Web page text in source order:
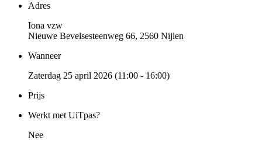
Adres
Iona vzw
Nieuwe Bevelsesteenweg 66, 2560 Nijlen
Wanneer
Zaterdag 25 april 2026 (11:00 - 16:00)
Prijs
Werkt met UiTpas?
Nee